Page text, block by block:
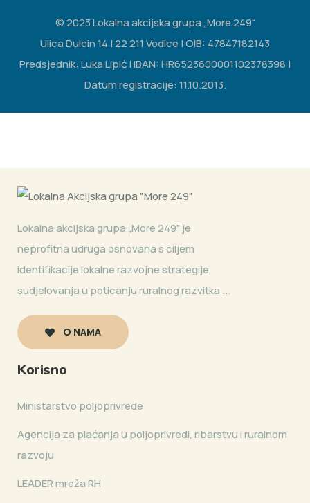
© 2023 Lokalna akcijska grupa „More 249“
Ulica Dulcin 14 | 22 211 Vodice | OIB: 47847182143
Predsjednik: Luka Lipić | IBAN: HR6523600001102378398 |
Datum registracije: 11.10.2013.
Lokalna akcijska grupa „More 249” je
neprofitna udruga osnovana s ciljem
identifikacije lokalne razvojne strategije,
sudjelovanja u poticanju ruralnog razvitka ...
O NAMA
Korisno
Ministarstvo poljoprivrede
Agencija za plaćanja u poljoprivredi, ribarstvu i ruralnom
razvoju
LEADER mreža RH